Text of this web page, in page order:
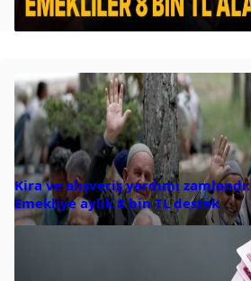
Kira ve alışveriş yardımı zamlandı:
Emekliye aylık 8 bin TL destek